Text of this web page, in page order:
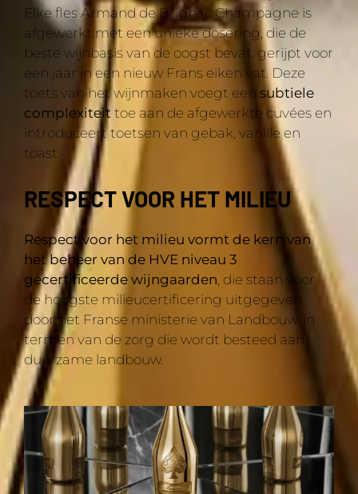
Elke fles Armand de Brignac Champagne is
afgewerkt met een unieke dosering, die de
beste wijnbasis van de oogst bevat, gerijpt voor
een jaar in een nieuw Frans eiken vat. Deze
toets van het wijnmaken voegt een subtiele
complexiteit toe aan de afgewerkte cuvées en
introduceert toetsen van gebak, vanille en
toast.
RESPECT VOOR HET MILIEU
Respect voor het milieu vormt de kern van
het beheer van de HVE niveau 3
gecertificeerde wijngaarden , die staan voor
de hoogste milieucertificering uitgegeven
door het Franse ministerie van Landbouw, in
termen van de zorg die wordt besteed aan
duurzame landbouw.